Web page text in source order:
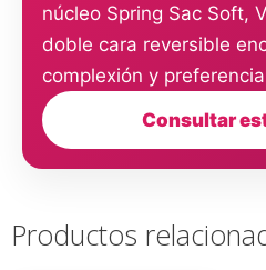
núcleo Spring Sac Soft,
doble cara reversible
complexión y
Consultar
Productos